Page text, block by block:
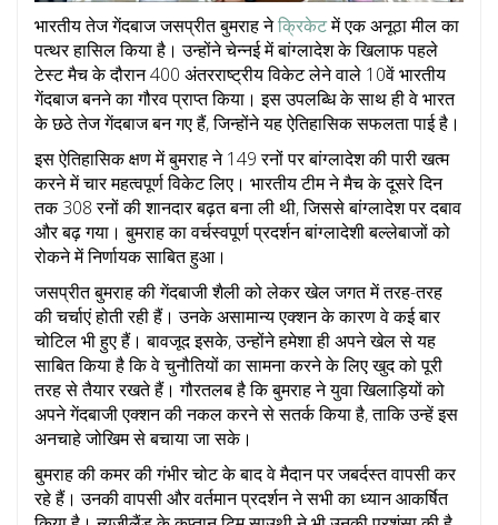
भारतीय तेज गेंदबाज जसप्रीत बुमराह नेक्रिकेटमें एक अनूठा मील का
पत्थर हासिल किया है। उन्होंने चेन्नई में बांग्लादेश के खिलाफ पहले
टेस्ट मैच के दौरान 400 अंतरराष्ट्रीय विकेट लेने वाले 10वें भारतीय
गेंदबाज बनने का गौरव प्राप्त किया। इस उपलब्धि के साथ ही वे भारत
के छठे तेज गेंदबाज बन गए हैं, जिन्होंने यह ऐतिहासिक सफलता पाई है।
इस ऐतिहासिक क्षण में बुमराह ने 149 रनों पर बांग्लादेश की पारी खत्म
करने में चार महत्वपूर्ण विकेट लिए। भारतीय टीम ने मैच के दूसरे दिन
तक 308 रनों की शानदार बढ़त बना ली थी, जिससे बांग्लादेश पर दबाव
और बढ़ गया। बुमराह का वर्चस्वपूर्ण प्रदर्शन बांग्लादेशी बल्लेबाजों को
रोकने में निर्णायक साबित हुआ।
जसप्रीत बुमराह की गेंदबाजी शैली को लेकर खेल जगत में तरह-तरह
की चर्चाएं होती रही हैं। उनके असामान्य एक्शन के कारण वे कई बार
चोटिल भी हुए हैं। बावजूद इसके, उन्होंने हमेशा ही अपने खेल से यह
साबित किया है कि वे चुनौतियों का सामना करने के लिए खुद को पूरी
तरह से तैयार रखते हैं। गौरतलब है कि बुमराह ने युवा खिलाड़ियों को
अपने गेंदबाजी एक्शन की नकल करने से सतर्क किया है, ताकि उन्हें इस
अनचाहे जोखिम से बचाया जा सके।
बुमराह की कमर की गंभीर चोट के बाद वे मैदान पर जबर्दस्त वापसी कर
रहे हैं। उनकी वापसी और वर्तमान प्रदर्शन ने सभी का ध्यान आकर्षित